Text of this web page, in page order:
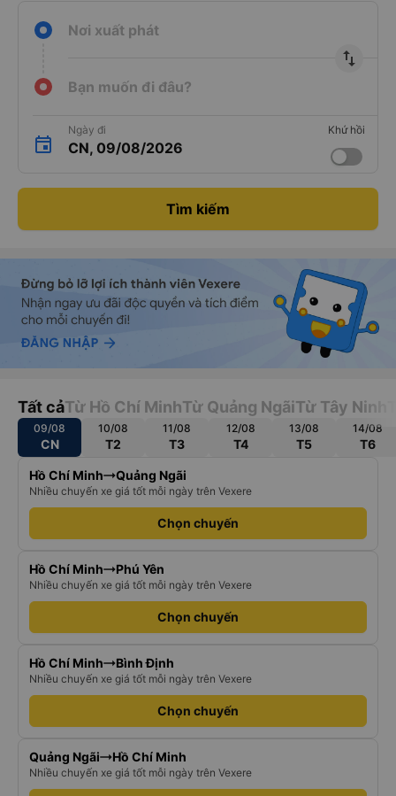
Nơi xuất phát
import_export
Bạn muốn đi đâu?
Ngày đi
CN, 09/08/2026
Khứ hồi
Tìm kiếm
Tất cảTừ Hồ Chí MinhTừ Quảng NgãiTừ Tây Ninh
09/08
CN
10/08
T2
11/08
T3
12/08
T4
13/08
T5
14/08
T6
Hồ Chí Minh Quảng Ngãi
Nhiều chuyến xe giá tốt mỗi ngày trên Vexere
Chọn chuyến
Hồ Chí Minh Phú Yên
Nhiều chuyến xe giá tốt mỗi ngày trên Vexere
Chọn chuyến
Hồ Chí Minh Bình Định
Nhiều chuyến xe giá tốt mỗi ngày trên Vexere
Chọn chuyến
Quảng Ngãi Hồ Chí Minh
Nhiều chuyến xe giá tốt mỗi ngày trên Vexere